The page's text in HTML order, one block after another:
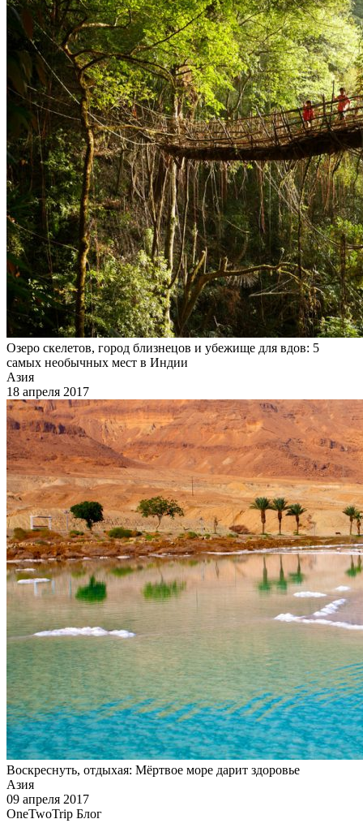
Озеро скелетов, город близнецов и убежище для вдов: 5
самых необычных мест в Индии
Азия
18 апреля 2017
Воскреснуть, отдыхая: Мёртвое море дарит здоровье
Азия
09 апреля 2017
OneTwoTrip Блог